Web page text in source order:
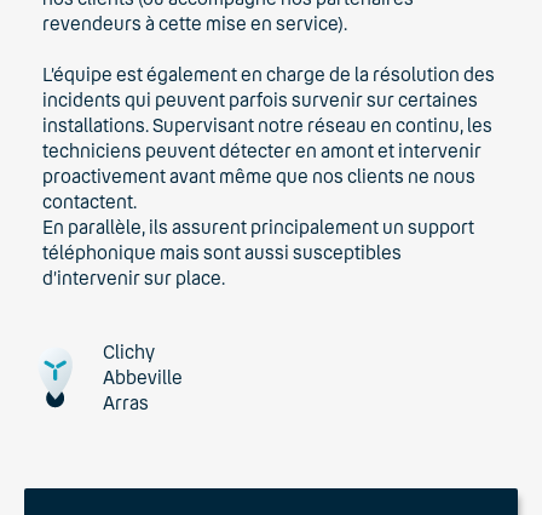
revendeurs à cette mise en service).
L’équipe est également en charge de la résolution des
incidents qui peuvent parfois survenir sur certaines
installations. Supervisant notre réseau en continu, les
techniciens peuvent détecter en amont et intervenir
proactivement avant même que nos clients ne nous
contactent.
En parallèle, ils assurent principalement un support
téléphonique mais sont aussi susceptibles
d’intervenir sur place.
Clichy
Abbeville
Arras